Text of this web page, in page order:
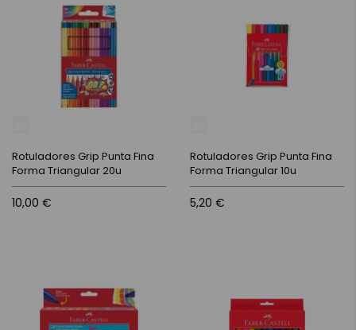
Rotuladores Grip Punta Fina
Forma Triangular 20u
10,00 €
Rotuladores Grip Punta Fina
Forma Triangular 10u
5,20 €